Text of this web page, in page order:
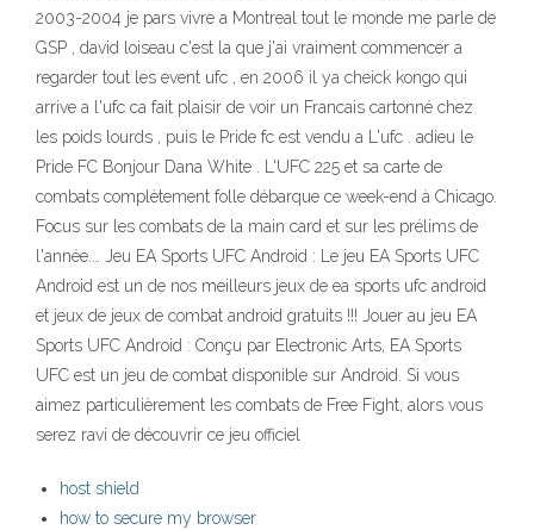
2003-2004 je pars vivre a Montreal tout le monde me parle de
GSP , david loiseau c'est la que j'ai vraiment commencer a
regarder tout les event ufc , en 2006 il ya cheick kongo qui
arrive a l'ufc ca fait plaisir de voir un Francais cartonné chez
les poids lourds , puis le Pride fc est vendu a L'ufc . adieu le
Pride FC Bonjour Dana White . L'UFC 225 et sa carte de
combats complètement folle débarque ce week-end à Chicago.
Focus sur les combats de la main card et sur les prélims de
l'année.… Jeu EA Sports UFC Android : Le jeu EA Sports UFC
Android est un de nos meilleurs jeux de ea sports ufc android
et jeux de jeux de combat android gratuits !!! Jouer au jeu EA
Sports UFC Android : Conçu par Electronic Arts, EA Sports
UFC est un jeu de combat disponible sur Android. Si vous
aimez particulièrement les combats de Free Fight, alors vous
serez ravi de découvrir ce jeu officiel
host shield
how to secure my browser